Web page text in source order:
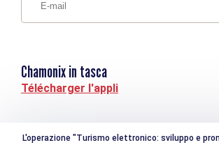
Chamonix in tasca
Télécharger l'appli
L'operazione "Turismo elettronico: sviluppo e